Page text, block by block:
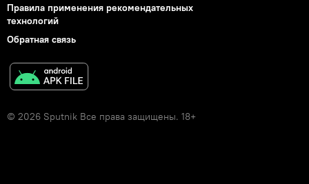
Правила применения рекомендательных
технологий
Обратная связь
© 2026 Sputnik Все права защищены. 18+